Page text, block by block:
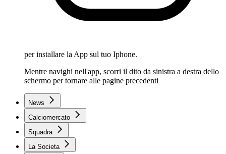
per installare la App sul tuo Iphone.
Mentre navighi nell'app, scorri il dito da sinistra a destra dello
schermo per tornare alle pagine precedenti
News
Calciomercato
Squadra
La Societa